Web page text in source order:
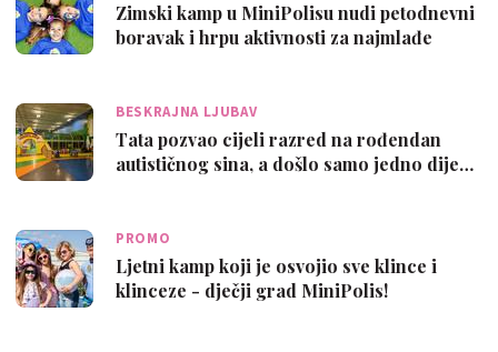
Zimski kamp u MiniPolisu nudi petodnevni
boravak i hrpu aktivnosti za najmlađe
BESKRAJNA LJUBAV
Tata pozvao cijeli razred na rođendan
autističnog sina, a došlo samo jedno dije…
PROMO
Ljetni kamp koji je osvojio sve klince i
klinceze - dječji grad MiniPolis!